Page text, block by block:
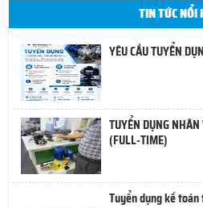
TIN TỨC NỔI
YÊU CẦU TUYỂN
TUYỂN DỤNG
(FULL-TIME)
Tuyển dụng kế toán